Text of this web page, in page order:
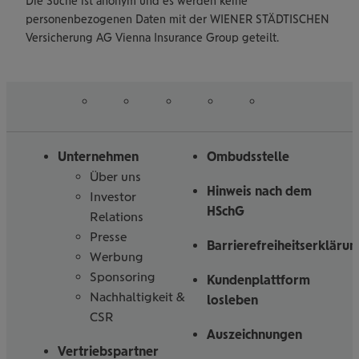
personenbezogenen Daten mit der WIENER STÄDTISCHEN
Versicherung AG Vienna Insurance Group geteilt.
Unternehmen
Über uns
Investor
Relations
Presse
Werbung
Sponsoring
Nachhaltigkeit &
CSR
Vertriebspartner
Ombudsstelle
Hinweis nach dem
HSchG
Kundenplattform
losleben
Auszeichnungen
uns